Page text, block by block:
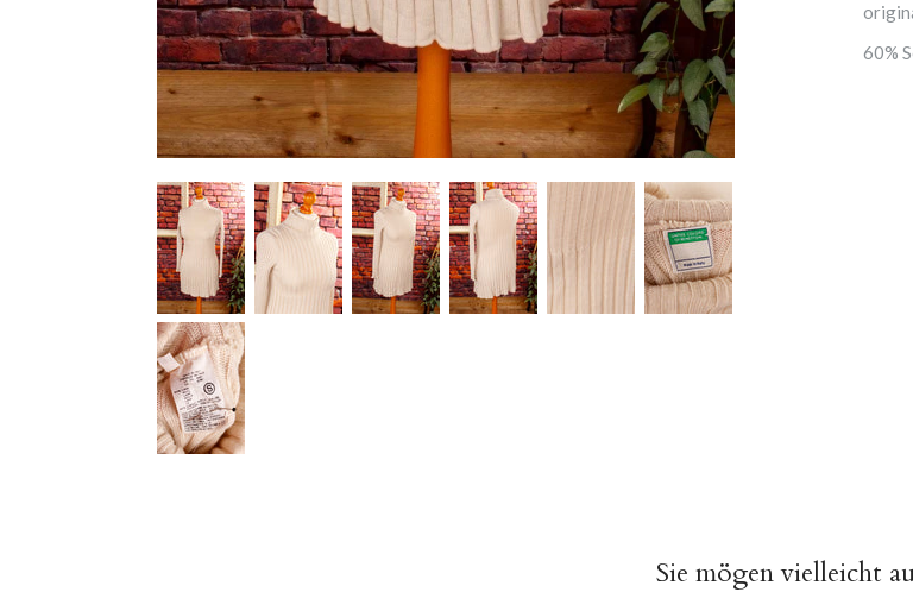
60%
Sie mögen vielleicht